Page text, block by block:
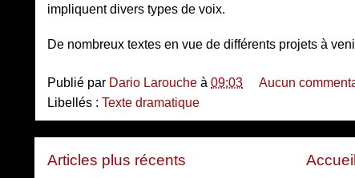
impliquent divers types de voix.
De nombreux textes en vue de différents projets à
Publié par Dario Larouche à 09:03
Aucun
Libellés : Texte dramatique
Articles plus récents Accueil